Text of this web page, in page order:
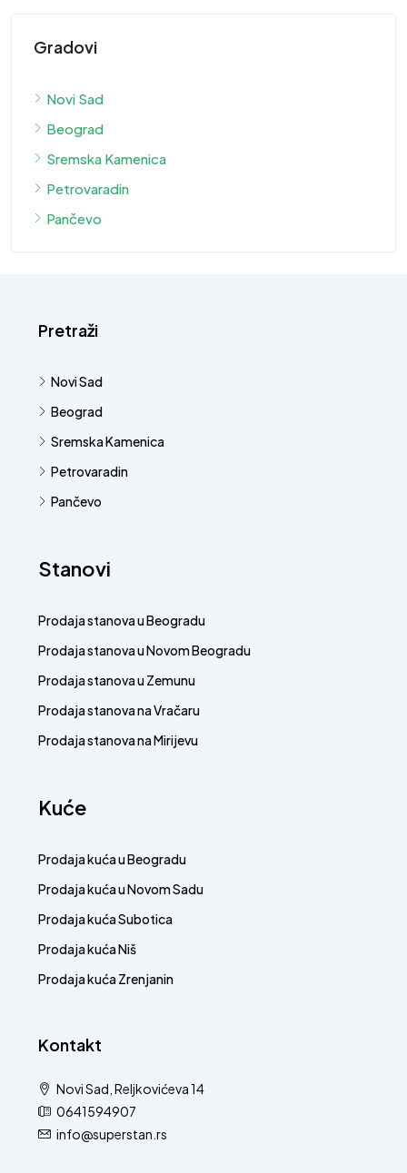
Gradovi
Novi Sad
Beograd
Sremska Kamenica
Petrovaradin
Pančevo
Pretraži
Novi Sad
Beograd
Sremska Kamenica
Petrovaradin
Pančevo
Stanovi
Prodaja stanova u Beogradu
Prodaja stanova u Novom Beogradu
Prodaja stanova u Zemunu
Prodaja stanova na Vračaru
Prodaja stanova na Mirijevu
Kuće
Prodaja kuća u Beogradu
Prodaja kuća u Novom Sadu
Prodaja kuća Subotica
Prodaja kuća Niš
Prodaja kuća Zrenjanin
Kontakt
Novi Sad, Reljkovićeva 14
0641594907
info@superstan.rs